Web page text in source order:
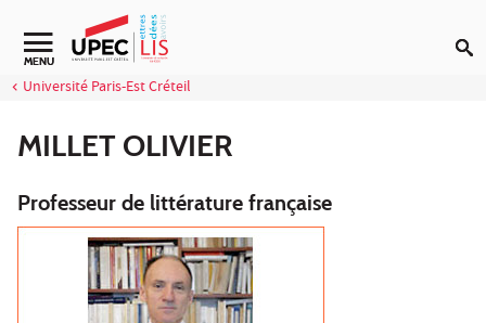
Aller au contenu
Navigation secondaire
MENU
Université Paris-Est Créteil
MILLET OLIVIER
Professeur de littérature française